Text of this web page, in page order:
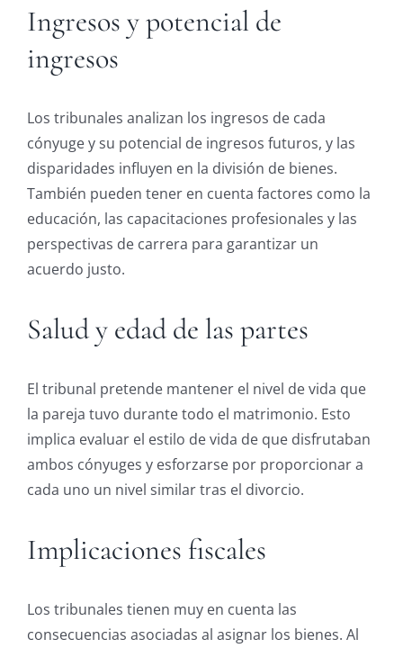
Ingresos y potencial de
ingresos
Los tribunales analizan los ingresos de cada
cónyuge y su potencial de ingresos futuros, y las
disparidades influyen en la división de bienes.
También pueden tener en cuenta factores como la
educación, las capacitaciones profesionales y las
perspectivas de carrera para garantizar un
acuerdo justo.
Salud y edad de las partes
El tribunal pretende mantener el nivel de vida que
la pareja tuvo durante todo el matrimonio. Esto
implica evaluar el estilo de vida de que disfrutaban
ambos cónyuges y esforzarse por proporcionar a
cada uno un nivel similar tras el divorcio.
Implicaciones fiscales
Los tribunales tienen muy en cuenta las
consecuencias asociadas al asignar los bienes. Al